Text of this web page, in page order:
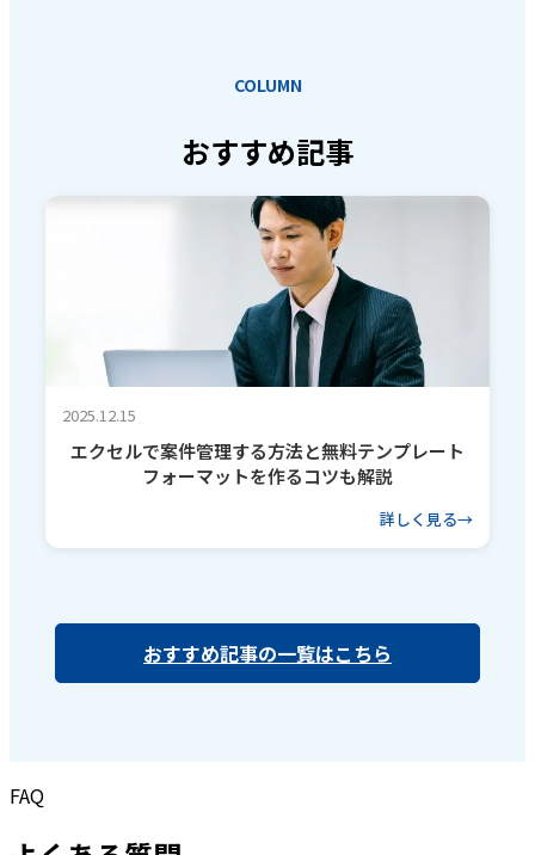
COLUMN
おすすめ記事
2025.12.15
エクセルで案件管理する方法と無料テンプレート
フォーマットを作るコツも解説
詳しく見る
おすすめ記事の一覧はこちら
FAQ